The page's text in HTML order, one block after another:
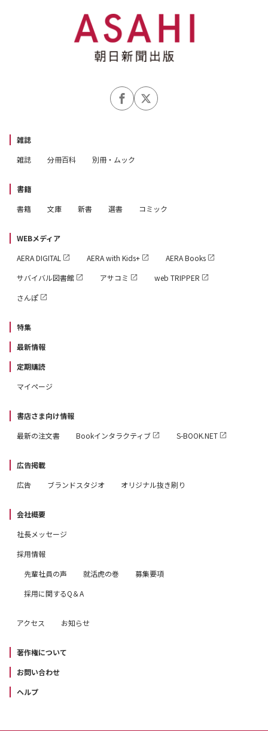
雑誌
雑誌
分冊百科 別冊・ムック
書籍
書籍
文庫 新書 選書 コミック
WEBメディア
AERA DIGITAL
AERA with Kids+
AERA Books
サバイバル図書館
アサコミ
web TRIPPER
さんぽ
特集
最新情報
定期購読
マイページ
書店さま向け情報
最新の注文書
Bookインタラクティブ S-BOOK.NET
広告掲載
広告
ブランドスタジオ オリジナル抜き刷り
会社概要
社長メッセージ
採用情報
先輩社員の声
就活虎の巻
募集要項
採用に関するQ＆A
アクセス お知らせ
著作権について
お問い合わせ
ヘルプ